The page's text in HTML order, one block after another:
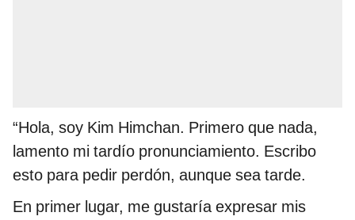
“Hola, soy Kim Himchan. Primero que nada,
lamento mi tardío pronunciamiento. Escribo
esto para pedir perdón, aunque sea tarde.
En primer lugar, me gustaría expresar mis